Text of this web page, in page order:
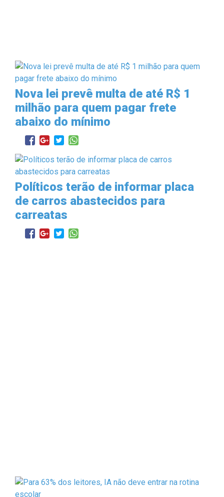
Nova lei prevê multa de até R$ 1
milhão para quem pagar frete
abaixo do mínimo
Políticos terão de informar placa
de carros abastecidos para
carreatas